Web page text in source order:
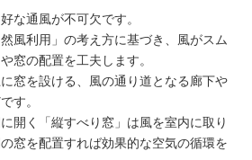
設計の間取りのポイ
窓の配置
な通風が不可欠です。
風利用」の考え方に基づき、風がスム
窓の配置を工夫します。
窓を設ける、風の通り道となる廊下や
す。
開く「縦すべり窓」は風を室内に取り
窓を配置すれば効果的な空気の循環を